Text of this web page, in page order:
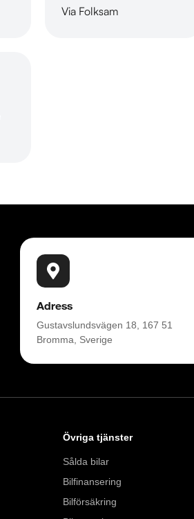
Via Folksam
Adress
Gustavslundsvägen 18, 167 51
Bromma, Sverige
Övriga tjänster
Sålda bilar
Bilfinansering
Bilförsäkring